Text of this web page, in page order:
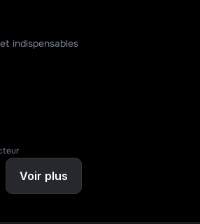
indispensables
Voir plus